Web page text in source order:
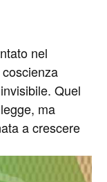
nel
Quel
ma
a crescere